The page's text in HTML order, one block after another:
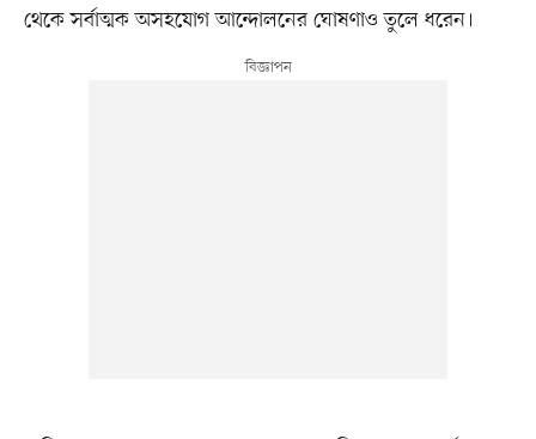
থেকে সর্বাত্মক অসহযোগ আন্দোলনের ঘোষণাও তুলে ধরেন।